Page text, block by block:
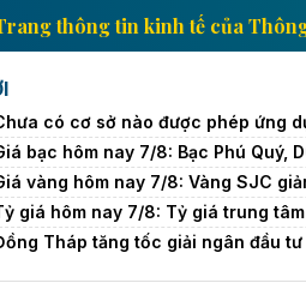
Trang thông tin kinh
có cơ sở nào được phép ứng
bạc hôm nay 7/8: Bạc Phú Quý,
vàng hôm nay 7/8: Vàng SJC
giá hôm nay 7/8: Tỷ giá trung
Tháp tăng tốc giải ngân đầu